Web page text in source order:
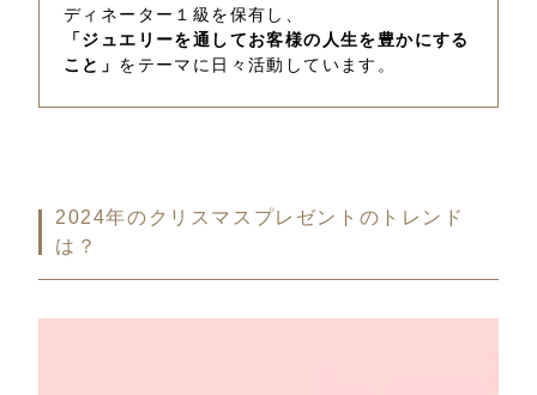
ディネーター１級を保有し、
「ジュエリーを通してお客様の人生を豊かにする
こと」 をテーマに日々活動しています。
2024年のクリスマスプレゼントのトレンド
は？